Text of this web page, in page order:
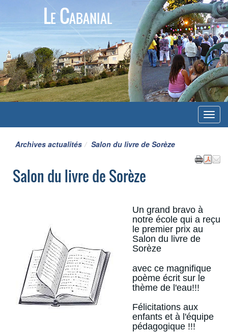
Le Cabanial
Menu
Archives actualités Salon du livre de Sorèze
Salon du livre de Sorèze
Un grand bravo à
notre école qui a reçu
le premier prix au
Salon du livre de
Sorèze
avec ce magnifique
poème écrit sur le
thème de l'eau!!!
Félicitations aux
enfants et à l'équipe
pédagogique !!!